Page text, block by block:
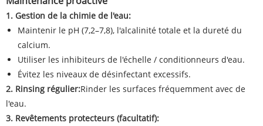
1. Gestion de la chimie de l'eau:
Maintenir le pH (7,2–7,8), l'alcalinité totale et la dureté du
calcium.
Utiliser les inhibiteurs de l'échelle / conditionneurs d'eau.
Évitez les niveaux de désinfectant excessifs.
2. Rinsing régulier:Rinder les surfaces fréquemment avec de
l'eau.
3. Revêtements protecteurs (facultatif):